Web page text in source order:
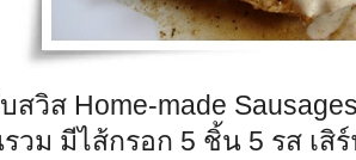
สวิส Home-made
วม มีไส้กรอก 5 ชิ้น 5 รส เ